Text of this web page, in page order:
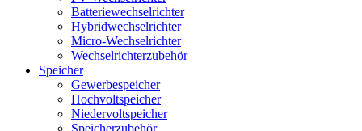
Batteriewechselrichter
Hybridwechselrichter
Micro-Wechselrichter
Wechselrichterzubehör
Speicher
Gewerbespeicher
Hochvoltspeicher
Niedervoltspeicher